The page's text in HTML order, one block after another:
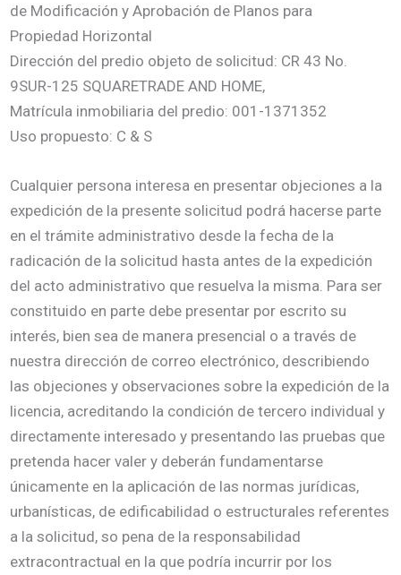
de Modificación y Aprobación de Planos para
Propiedad Horizontal
Dirección del predio objeto de solicitud: CR 43 No.
9SUR-125 SQUARETRADE AND HOME,
Matrícula inmobiliaria del predio: 001-1371352
Uso propuesto: C & S
Cualquier persona interesa en presentar objeciones a la
expedición de la presente solicitud podrá hacerse parte
en el trámite administrativo desde la fecha de la
radicación de la solicitud hasta antes de la expedición
del acto administrativo que resuelva la misma. Para ser
constituido en parte debe presentar por escrito su
interés, bien sea de manera presencial o a través de
nuestra dirección de correo electrónico, describiendo
las objeciones y observaciones sobre la expedición de la
licencia, acreditando la condición de tercero individual y
directamente interesado y presentando las pruebas que
pretenda hacer valer y deberán fundamentarse
únicamente en la aplicación de las normas jurídicas,
urbanísticas, de edificabilidad o estructurales referentes
a la solicitud, so pena de la responsabilidad
extracontractual en la que podría incurrir por los